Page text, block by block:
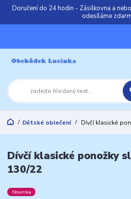
Doručení do 24 hodin - Zásilkovna a
odesíláme
Dětské oblečení Dívčí klasické
Dívčí klasické ponožky
130/22
Novinka